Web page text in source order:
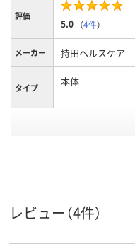
評価
5.0 （4件）
メーカー 持田ヘルスケア
タイプ 本体
レビュー（4件）